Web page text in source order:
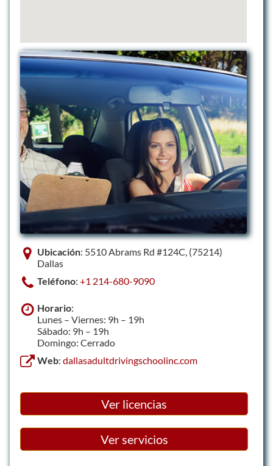
Ubicación: 5510 Abrams Rd #124C, (75214)
Dallas
Teléfono: +1 214-680-9090
Horario:
Lunes – Viernes: 9h – 19h
Sábado: 9h – 19h
Domingo: Cerrado
Web: dallasadultdrivingschoolinc.com
Ver licencias
Ver servicios